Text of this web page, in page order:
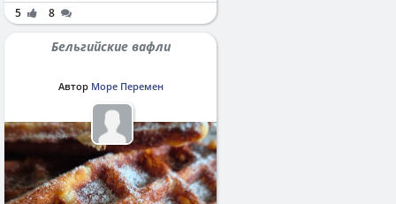
5 8
Бельгийские вафли
Автор Море Перемен